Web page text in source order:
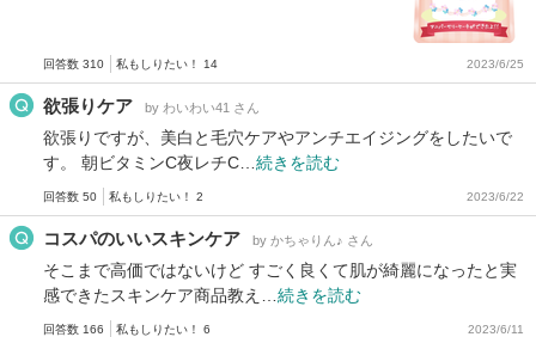
回答数 310 私もしりたい！ 14 2023/6/25
欲張りケア by わいわい41 さん
欲張りですが、美白と毛穴ケアやアンチエイジングをしたいで
す。 朝ビタミンC夜レチC… 続きを読む
回答数 50 私もしりたい！ 2 2023/6/22
コスパのいいスキンケア by かちゃりん♪ さん
そこまで高価ではないけど すごく良くて肌が綺麗になったと実
感できたスキンケア商品教え… 続きを読む
回答数 166 私もしりたい！ 6 2023/6/11